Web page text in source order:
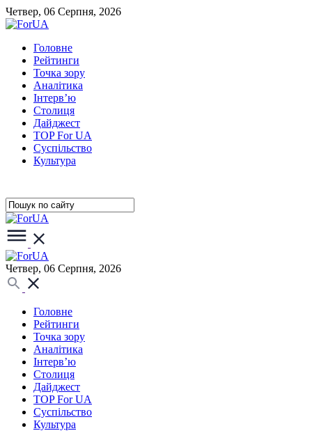
Четвер, 06 Серпня, 2026
Головне
Рейтинги
Точка зору
Аналітика
Інтерв’ю
Столиця
Дайджест
TOP For UA
Суспiльство
Культура
Четвер, 06 Серпня, 2026
Головне
Рейтинги
Точка зору
Аналітика
Інтерв’ю
Столиця
Дайджест
TOP For UA
Суспiльство
Культура